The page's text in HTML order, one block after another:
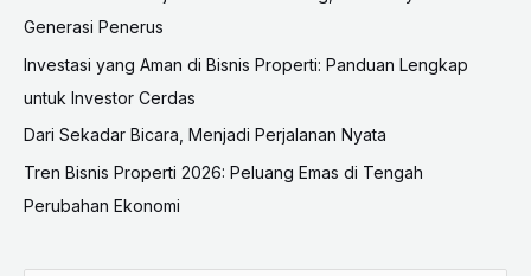
Generasi Penerus
Investasi yang Aman di Bisnis Properti: Panduan Lengkap
untuk Investor Cerdas
Dari Sekadar Bicara, Menjadi Perjalanan Nyata
Tren Bisnis Properti 2026: Peluang Emas di Tengah
Perubahan Ekonomi